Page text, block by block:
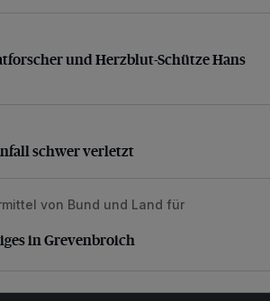
und Herzblut-Schütze Hans
und Herzblut-Schütze Hans
schwer verletzt
schwer verletzt
in Grevenbroich
von Bund und Land für
in Grevenbroich